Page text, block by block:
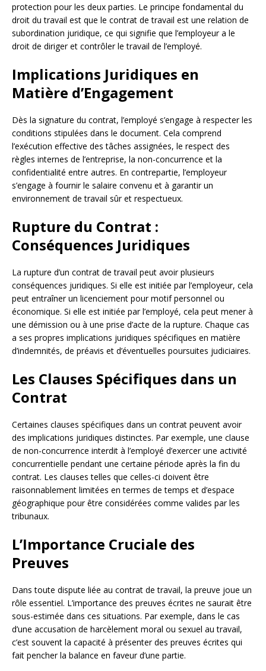
protection pour les deux parties. Le principe fondamental du
droit du travail est que le contrat de travail est une relation de
subordination juridique, ce qui signifie que l’employeur a le
droit de diriger et contrôler le travail de l’employé.
Implications Juridiques en
Matière d’Engagement
Dès la signature du contrat, l’employé s’engage à respecter les
conditions stipulées dans le document. Cela comprend
l’exécution effective des tâches assignées, le respect des
règles internes de l’entreprise, la non-concurrence et la
confidentialité entre autres. En contrepartie, l’employeur
s’engage à fournir le salaire convenu et à garantir un
environnement de travail sûr et respectueux.
Rupture du Contrat :
Conséquences Juridiques
La rupture d’un contrat de travail peut avoir plusieurs
conséquences juridiques. Si elle est initiée par l’employeur, cela
peut entraîner un licenciement pour motif personnel ou
économique. Si elle est initiée par l’employé, cela peut mener à
une démission ou à une prise d’acte de la rupture. Chaque cas
a ses propres implications juridiques spécifiques en matière
d’indemnités, de préavis et d’éventuelles poursuites judiciaires.
Les Clauses Spécifiques dans un
Contrat
Certaines clauses spécifiques dans un contrat peuvent avoir
des implications juridiques distinctes. Par exemple, une clause
de non-concurrence interdit à l’employé d’exercer une activité
concurrentielle pendant une certaine période après la fin du
contrat. Les clauses telles que celles-ci doivent être
raisonnablement limitées en termes de temps et d’espace
géographique pour être considérées comme valides par les
tribunaux.
L’Importance Cruciale des
Preuves
Dans toute dispute liée au contrat de travail, la preuve joue un
rôle essentiel. L’importance des preuves écrites ne saurait être
sous-estimée dans ces situations. Par exemple, dans le cas
d’une accusation de harcèlement moral ou sexuel au travail,
c’est souvent la capacité à présenter des preuves écrites qui
fait pencher la balance en faveur d’une partie.